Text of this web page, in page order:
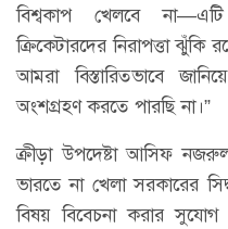
বিশ্বকাপ খেলবে
ক্রিকেটারদের নিরাপত্তা
আমরা বিস্তারিতভাবে
অংশগ্রহণ করতে পারছি না।”
ক্রীড়া উপদেষ্টা আসিফ
ভারতে না খেলা সরকারের
বিষয় বিবেচনা করার সুযোগ